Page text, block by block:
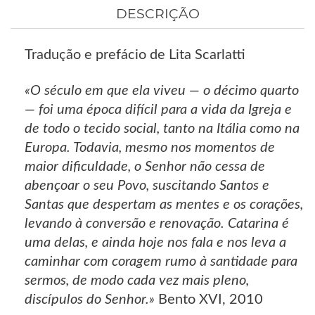
DESCRIÇÃO
Tradução e prefácio de Lita Scarlatti
«O século em que ela viveu — o décimo quarto
— foi uma época difícil para a vida da Igreja e
de todo o tecido social, tanto na Itália como na
Europa. Todavia, mesmo nos momentos de
maior dificuldade, o Senhor não cessa de
abençoar o seu Povo, suscitando Santos e
Santas que despertam as mentes e os corações,
levando à conversão e renovação. Catarina é
uma delas, e ainda hoje nos fala e nos leva a
caminhar com coragem rumo à santidade para
sermos, de modo cada vez mais pleno,
discípulos do Senhor.» Bento XVI, 2010